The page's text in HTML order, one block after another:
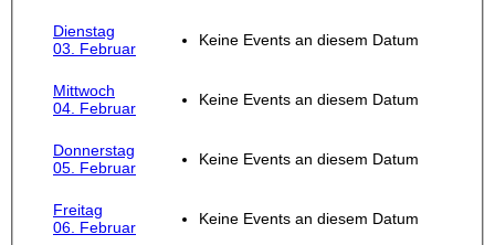
Dienstag
03. Februar
Keine Events an diesem Datum
Mittwoch
04. Februar
Keine Events an diesem Datum
Donnerstag
05. Februar
Keine Events an diesem Datum
Freitag
06. Februar
Keine Events an diesem Datum